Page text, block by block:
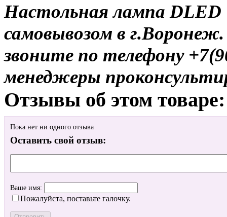
Настольная лампа DLED
самовывозом в
звоните по телефону
менеджеры
Отзывы об этом товаре:
Пока нет ни одного отзыва
Оставить свой отзыв:
Ваше имя:
Пожалуйста, поставьте галочку.